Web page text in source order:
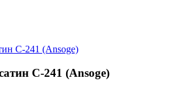
С-241 (Ansoge)